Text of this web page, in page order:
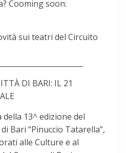
Cooming soon:
sui teatri del Circuito
DI BARI: IL 21
13^ edizione del
Bari “Pinuccio Tatarella”,
alle Culture e al